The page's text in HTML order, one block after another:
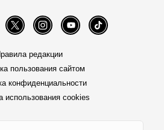
Twitter InstagramYouTube TikTok
редакции
пользования сайтом
конфиденциальности
использования cookies